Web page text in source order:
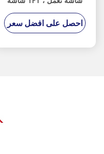
باللمس الصناعية بواجهة
Mipi
احصل على افضل سعر